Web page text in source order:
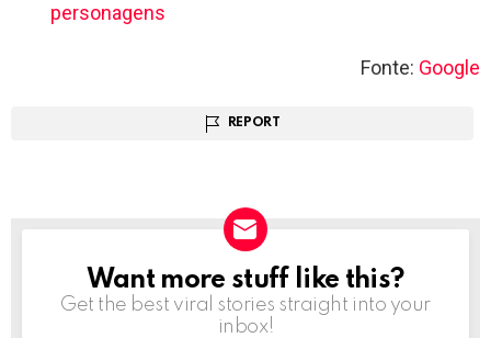
personagens
Fonte: Google
REPORT
NEWSLETTER
Want more stuff like this?
Get the best viral stories straight into your
inbox!